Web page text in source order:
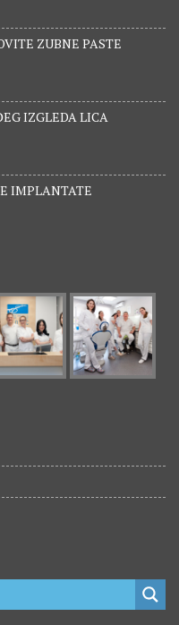
ZUBNE PASTE
IZGLEDA LICA
IMPLANTATE